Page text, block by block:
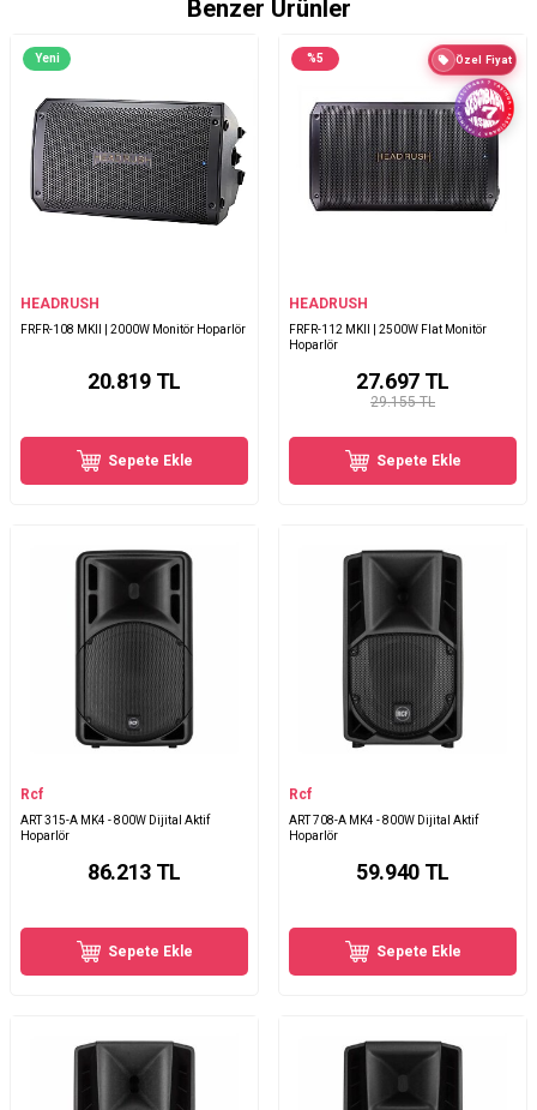
Benzer Ürünler
Yeni
HEADRUSH
FRFR-108 MKII | 2000W Monitör Hoparlör
20.819TL
Sepete Ekle
%5 Özel Fiyat
HEADRUSH
FRFR-112 MKII | 2500W Flat Monitör
Hoparlör
29.155 TL
27.697TL
Sepete Ekle
Rcf
ART 315-A MK4 - 800W Dijital Aktif
Hoparlör
86.213TL
Sepete Ekle
Rcf
ART 708-A MK4 - 800W Dijital Aktif
Hoparlör
59.940TL
Sepete Ekle